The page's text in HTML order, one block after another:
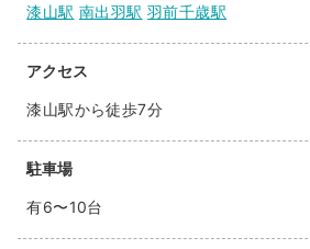
漆山駅 南出羽駅 羽前千歳駅
アクセス
漆山駅から徒歩7分
駐車場
有6〜10台